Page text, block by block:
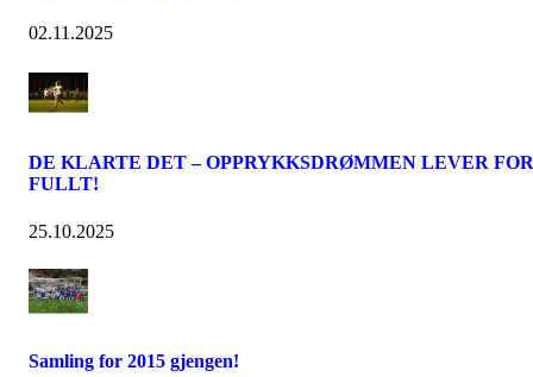
02.11.2025
DE KLARTE DET – OPPRYKKSDRØMMEN LEVER FOR
FULLT!
25.10.2025
Samling for 2015 gjengen!